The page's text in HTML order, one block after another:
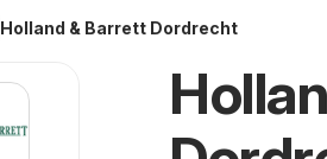
Holland & Barrett Dordrecht